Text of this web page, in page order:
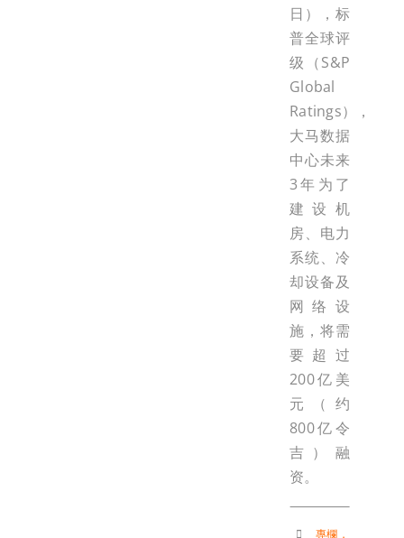
日），标
普全球评
级（S&P
Global
Ratings），
大马数据
中心未来
3年为了
建设机
房、电力
系统、冷
却设备及
网络设
施，将需
要超过
200亿美
元（约
800亿令
吉）融
资。
專欄 ，